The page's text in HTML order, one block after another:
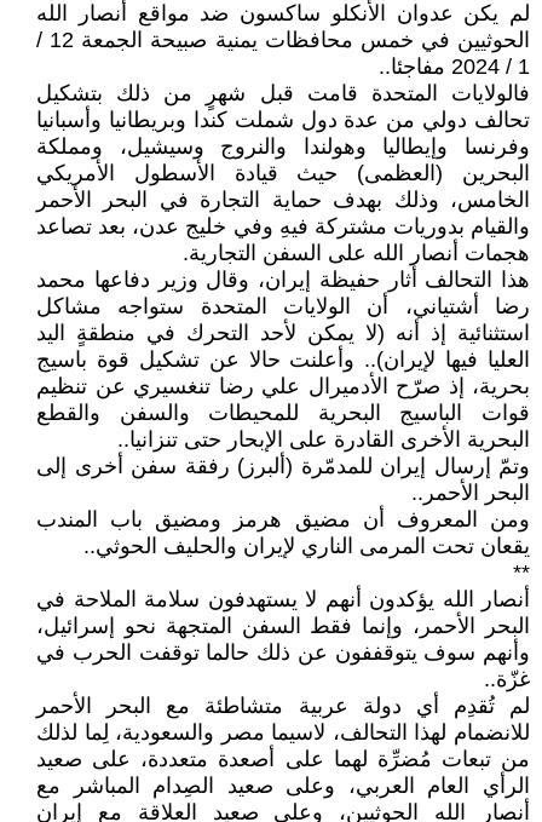
لم يكن عدوان الأنكلو ساكسون ضد مواقع أنصار الله
الحوثيين في خمس محافظات يمنية صبيحة الجمعة 12 /
1 / 2024 مفاجئا..
فالولايات المتحدة قامت قبل شهرٍ من ذلك بتشكيل
تحالف دولي من عدة دول شملت كندا وبريطانيا وأسبانيا
وفرنسا وإيطاليا وهولندا والنروج وسيشيل، ومملكة
البحرين (العظمى) حيث قيادة الأسطول الأمريكي
الخامس، وذلك بهدف حماية التجارة في البحر الأحمر
والقيام بدوريات مشتركة فيهِ وفي خليج عدن، بعد تصاعد
هجمات أنصار الله على السفن التجارية.
هذا التحالف أثار حفيظة إيران، وقال وزير دفاعها محمد
رضا أشتياني، أن الولايات المتحدة ستواجه مشاكل
استثنائية إذ أنه (لا يمكن لأحد التحرك في منطقةٍ اليد
العليا فيها لإيران).. وأعلنت حالا عن تشكيل قوة باسيج
بحرية، إذ صرّح الأدميرال علي رضا تنغسيري عن تنظيم
قوات الباسيج البحرية للمحيطات والسفن والقطع
البحرية الأخرى القادرة على الإبحار حتى تنزانيا..
وتمّ إرسال إيران للمدمّرة (ألبرز) رفقة سفن أخرى إلى
البحر الأحمر..
ومن المعروف أن مضيق هرمز ومضيق باب المندب
يقعان تحت المرمى الناري لإيران والحليف الحوثي..
**
أنصار الله يؤكدون أنهم لا يستهدفون سلامة الملاحة في
البحر الأحمر، وإنما فقط السفن المتجهة نحو إسرائيل،
وأنهم سوف يتوقففون عن ذلك حالما توقفت الحرب في
غزّة..
لم تُقدِم أي دولة عربية متشاطئة مع البحر الأحمر
للانضمام لهذا التحالف، لاسيما مصر والسعودية، لِما لذلك
من تبعات مُضرِّة لهما على أصعدة متعددة، على صعيد
الرأي العام العربي، وعلى صعيد الصِدام المباشر مع
أنصار الله الحوثيين، وعلى صعيد العلاقة مع إيران